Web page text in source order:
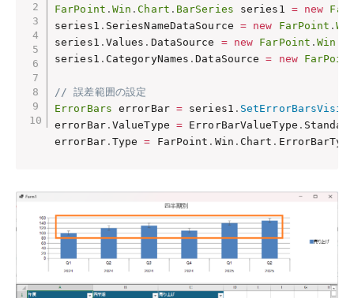
FarPoint . Win .Chart . BarSeries series1 = new
series1 . SeriesNameDataSource = new FarPoint .
series1 . Values . DataSource = new FarPoint .Win
series1 . CategoryNames .DataSource = new
// 誤差範囲の設定
ErrorBars errorBar = series1 .
errorBar. ValueType = ErrorBarValueType .
errorBar. Type = FarPoint . Win . Chart .